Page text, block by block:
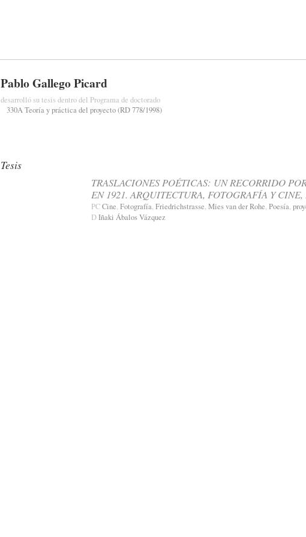
Pablo Gallego Picard
desarrolló su tesis dentro del Programa de doctorado
330A Teoría y práctica del proyecto (RD 778/1998)
Tesis
TRASLACIONES POÉTICAS: UN RECORRIDO
EN 1921. ARQUITECTURA, FOTOGRAFÍA Y
PCCine, Fotografía, Friedrichstrasse, Mies van der Rohe, Poesía,
DIñaki Ábalos Vázquez